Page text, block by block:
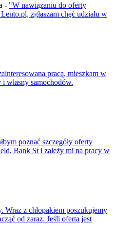
- "W nawiązaniu do oferty
zgłaszam chęć udziału w
pracą, mieszkam w
własny samochodów.
poznać szczegóły oferty
Bank St i zależy mi na pracy w
Wraz z chłopakiem poszukujemy
od zaraz. Jeśli oferta jest